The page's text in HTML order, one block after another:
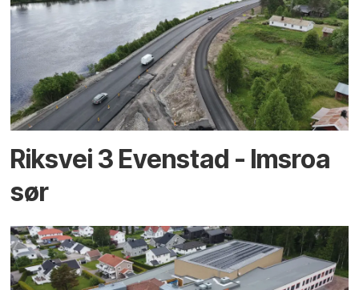
Riksvei 3 Evenstad - Imsroa
sør